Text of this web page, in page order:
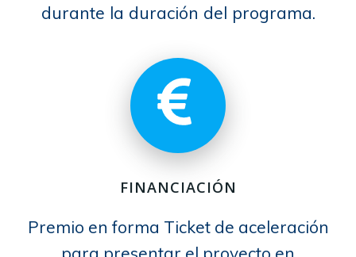
durante la duración del programa .
FINANCIACIÓN
Premio en forma Ticket de aceleración